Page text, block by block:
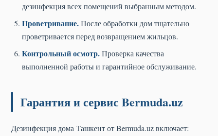
дезинфекция всех помещений выбранным методом.
Проветривание.После обработки дом тщательно
проветривается перед возвращением жильцов.
Контрольный осмотр.Проверка качества
выполненной работы и гарантийное обслуживание.
Гарантия и сервис Bermuda.uz
Дезинфекция дома Ташкент от Bermuda.uz включает: